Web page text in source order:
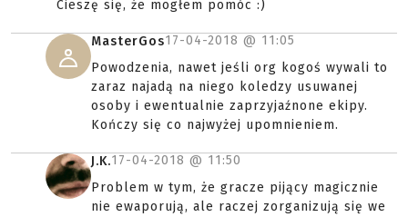
Cieszę się, że mogłem pomóc :)
MasterGos17-04-2018 @ 11:05
Powodzenia, nawet jeśli org kogoś wywali to
zaraz najadą na niego koledzy usuwanej
osoby i ewentualnie zaprzyjaźnone ekipy.
Kończy się co najwyżej upomnieniem.
J.K.17-04-2018 @ 11:50
Problem w tym, że gracze pijący magicznie
nie ewaporują, ale raczej zorganizują się we